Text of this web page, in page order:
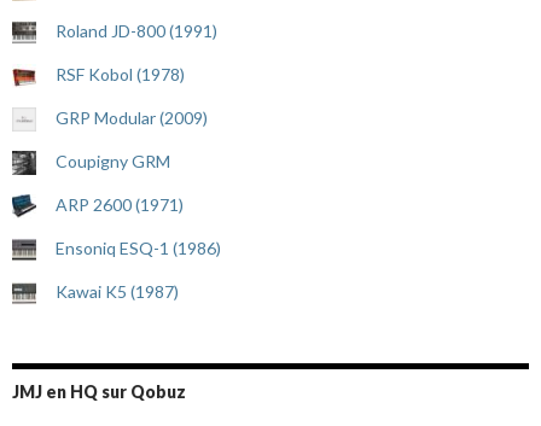
Roland JD-800 (1991)
RSF Kobol (1978)
GRP Modular (2009)
Coupigny GRM
ARP 2600 (1971)
Ensoniq ESQ-1 (1986)
Kawai K5 (1987)
JMJ en HQ sur Qobuz